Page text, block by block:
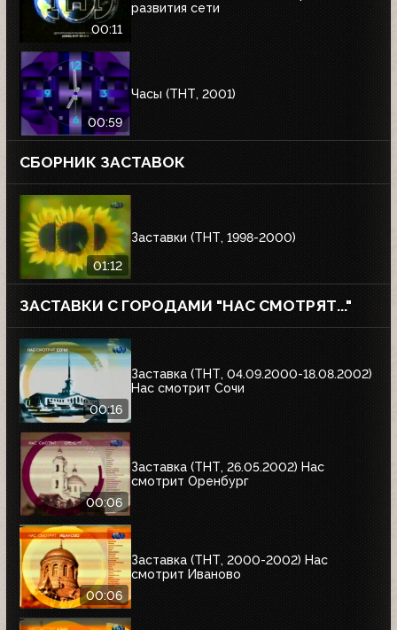
00:11
развития сети
00:59
Часы (ТНТ, 2001)
СБОРНИК ЗАСТАВОК
01:12
Заставки (ТНТ, 1998-2000)
ЗАСТАВКИ С ГОРОДАМИ "НАС СМОТРЯТ..."
00:16
Заставка (ТНТ, 04.09.2000-18.08.2002)
Нас смотрит Сочи
00:06
Заставка (ТНТ, 26.05.2002) Нас
смотрит Оренбург
00:06
Заставка (ТНТ, 2000-2002) Нас
смотрит Иваново